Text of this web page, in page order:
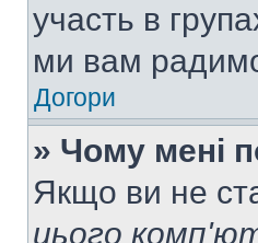
участь в
ми вам
Догори
» Чому мені
Якщо ви не
цього